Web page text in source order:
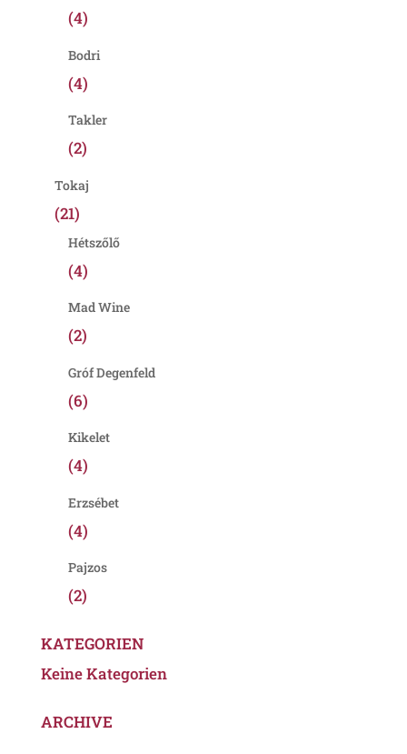
(4)
Bodri
(4)
Takler
(2)
Tokaj
(21)
Hétszőlő
(4)
Mad Wine
(2)
Gróf Degenfeld
(6)
Kikelet
(4)
Erzsébet
(4)
Pajzos
(2)
KATEGORIEN
Keine Kategorien
ARCHIVE